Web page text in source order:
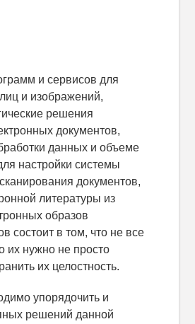
и сервисов для
и изображений,
решения
документов,
данных и объеме
настройки системы
документов,
литературы из
образов
состоит в том, что не все
их нужно не просто
их целостность.
упорядочить и
решений данной